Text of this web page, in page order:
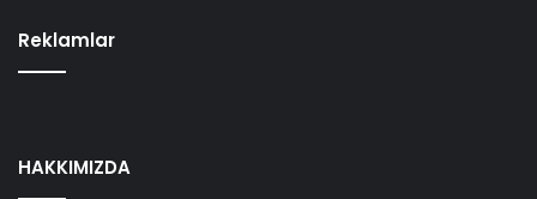
Reklamlar
HAKKIMIZDA